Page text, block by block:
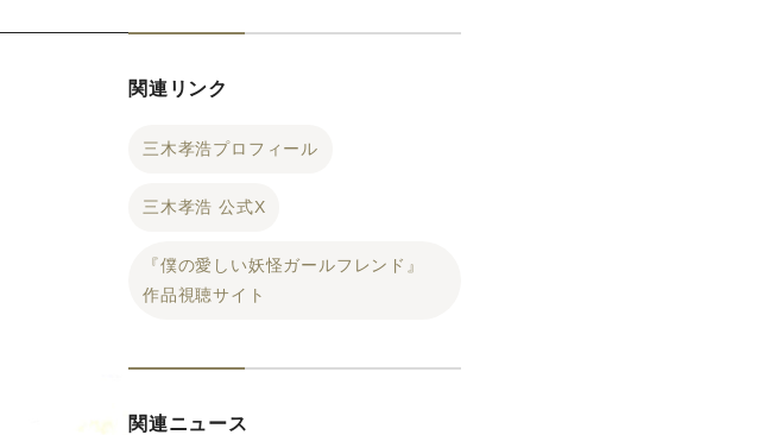
関連リンク
三木孝浩プロフィール
三木孝浩 公式X
『僕の愛しい妖怪ガールフレンド』
作品視聴サイト
関連ニュース